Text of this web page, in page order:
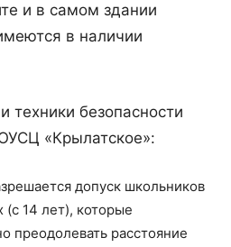
и в самом здании
в наличии
техники безопасности
«Крылатское»:
допуск школьников
(с 14 лет), которые
преодолевать расстояние